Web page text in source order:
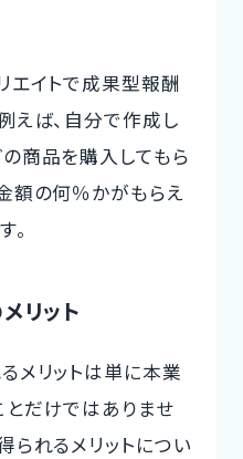
エイトで成果型報酬
えば、自分で作成し
商品を購入してもら
額の何％かがもらえ
。
リット
メリットは単に本業
だけではありませ
られるメリットについ